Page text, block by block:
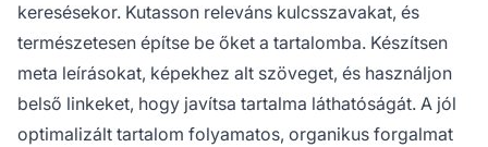
keresésekor. Kutasson releváns kulcsszavakat, és
természetesen építse be őket a tartalomba. Készítsen
meta leírásokat, képekhez alt szöveget, és használjon
belső linkeket, hogy javítsa tartalma láthatóságát. A jól
optimalizált tartalom folyamatos, organikus forgalmat